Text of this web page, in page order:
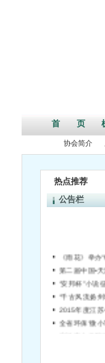
首 页
协会简介
热点推荐
公告栏
第二届中国•
“安邦杯”小说